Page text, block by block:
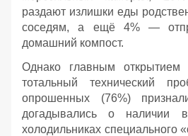
раздают излишки еды
соседям, а ещё 4% —
домашний компост.
Однако главным открытием
тотальный технический
опрошенных (76%)
догадывались о наличии
холодильниках специального